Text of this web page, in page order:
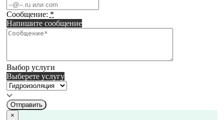
Сообщение: *
Напишите сообщение
Выбор услуги
Выберете услугу
Отправить
×